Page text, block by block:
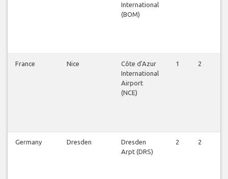
International
(BOM)
France Nice
Côte d'Azur
International
Airport
(NCE)
1 2
Germany Dresden
Dresden
Arpt (DRS)
2 2